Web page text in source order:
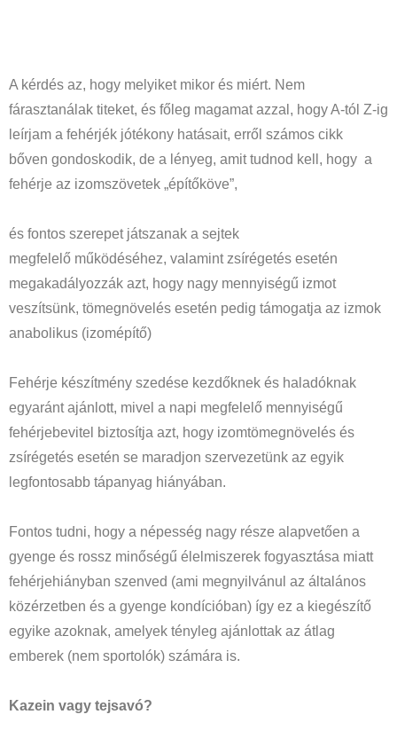
A kérdés az, hogy melyiket mikor és miért. Nem
fárasztanálak titeket, és főleg magamat azzal, hogy A-tól Z-ig
leírjam a fehérjék jótékony hatásait, erről számos cikk
bőven gondoskodik, de a lényeg, amit tudnod kell, hogy a
fehérje az izomszövetek „építőköve”,
és fontos szerepet játszanak a sejtek
megfelelő működéséhez, valamint zsírégetés esetén
megakadályozzák azt, hogy nagy mennyiségű izmot
veszítsünk, tömegnövelés esetén pedig támogatja az izmok
anabolikus (izomépítő)
Fehérje készítmény szedése kezdőknek és haladóknak
egyaránt ajánlott, mivel a napi megfelelő mennyiségű
fehérjebevitel biztosítja azt, hogy izomtömegnövelés és
zsírégetés esetén se maradjon szervezetünk az egyik
legfontosabb tápanyag hiányában.
Fontos tudni, hogy a népesség nagy része alapvetően a
gyenge és rossz minőségű élelmiszerek fogyasztása miatt
fehérjehiányban szenved (ami megnyilvánul az általános
közérzetben és a gyenge kondícióban) így ez a kiegészítő
egyike azoknak, amelyek tényleg ajánlottak az átlag
emberek (nem sportolók) számára is.
Kazein vagy tejsavó?